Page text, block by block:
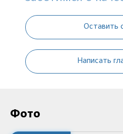
Оставить
Написать
Фото